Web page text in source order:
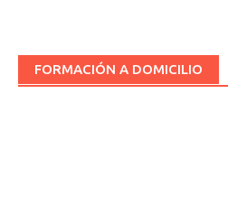
FORMACIÓN A DOMICILIO